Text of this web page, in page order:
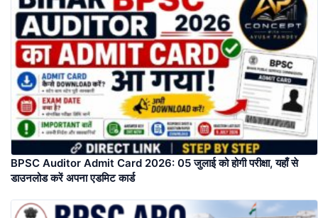
BPSC Auditor Admit Card 2026: 05 जुलाई को होगी परीक्षा, यहाँ से
डाउनलोड करें अपना एडमिट कार्ड